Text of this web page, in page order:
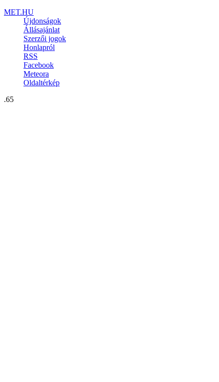
MET.HU
Újdonságok
Állásajánlat
Szerzői jogok
Honlapról
RSS
Facebook
Meteora
Oldaltérkép
.65